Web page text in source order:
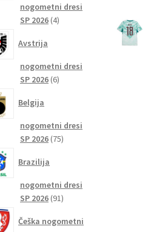
nogometni dresi
SP 2026 44
Avstrija
nogometni dresi
SP 2026 66
Belgija
nogometni dresi
SP 2026 7575
Brazilija
nogometni dresi
SP 2026 9191
Češka nogometni